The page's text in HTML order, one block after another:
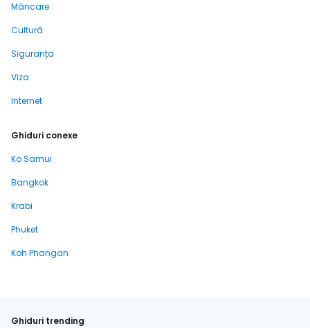
Mâncare
Cultură
Siguranța
Viza
Internet
Ghiduri conexe
Ko Samui
Bangkok
Krabi
Phuket
Koh Phangan
Ghiduri trending